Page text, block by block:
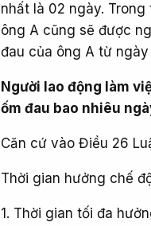
nhất là 02 ngày.
ông A cũng sẽ được
đau của ông A từ
Người lao động làm
ốm đau bao nhiêu
Căn cứ vào Điều 26
Thời gian hưởng chế
1. Thời gian tối đa